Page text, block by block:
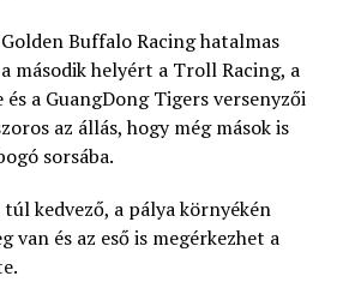
Buffalo Racing hatalmas
második helyért a Troll Racing, a
a GuangDong Tigers versenyzői
az állás, hogy még mások is
sorsába.
túl kedvező, a pálya környékén
van és az eső is megérkezhet a